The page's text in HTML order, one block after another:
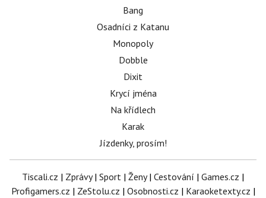
Bang
Osadníci z Katanu
Monopoly
Dobble
Dixit
Krycí jména
Na křídlech
Karak
Jízdenky, prosím!
Tiscali.cz | Zprávy| Sport | Ženy| Cestování | Games.cz |
Profigamers.cz | ZeStolu.cz | Osobnosti.cz | Karaoketexty.cz |